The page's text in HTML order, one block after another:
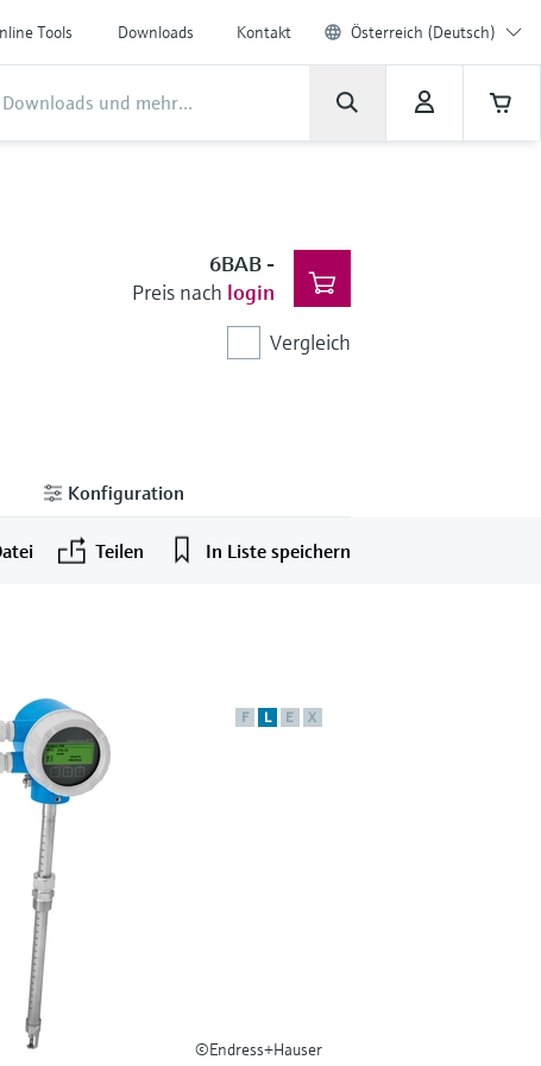
Tools Downloads Kontakt Österreich (Deutsch)
6BAB-
Preis nach login
Vergleich
Konfiguration
Teilen In Liste speichern
F L E X
©Endress+Hauser